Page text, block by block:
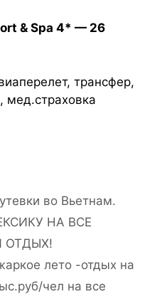
& Spa 4* — 26
трансфер,
мед.страховка
во Вьетнам.
НА ВСЕ
ОТДЫХ!
лето -отдых на
чел на все